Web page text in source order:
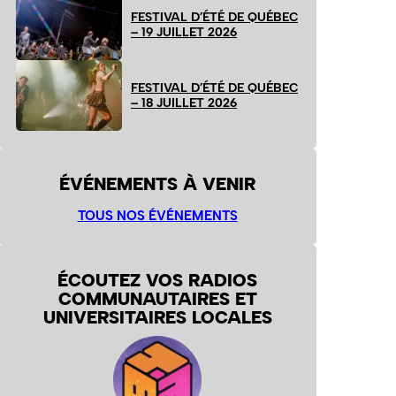
FESTIVAL D’ÉTÉ DE QUÉBEC
– 19 JUILLET 2026
FESTIVAL D’ÉTÉ DE QUÉBEC
– 18 JUILLET 2026
ÉVÉNEMENTS À VENIR
TOUS NOS ÉVÉNEMENTS
ÉCOUTEZ VOS RADIOS
COMMUNAUTAIRES ET
UNIVERSITAIRES LOCALES